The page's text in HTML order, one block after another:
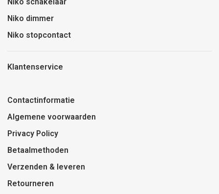
Niko dimmer
Niko stopcontact
Klantenservice
Contactinformatie
Algemene voorwaarden
Privacy Policy
Betaalmethoden
Verzenden & leveren
Retourneren